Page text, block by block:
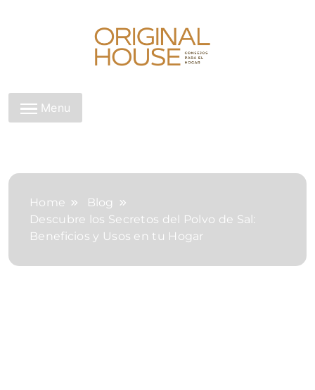
Original House
Menu
Home
Blog
Descubre los Secretos del Polvo de Sal:
Beneficios y Usos en tu Hogar